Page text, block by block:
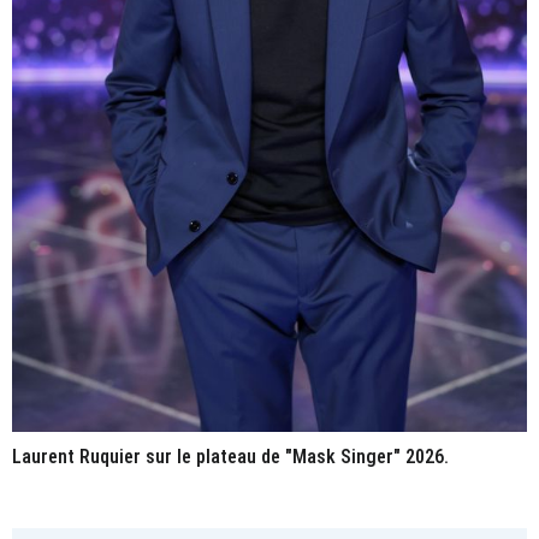
Laurent Ruquier sur le plateau de "Mask Singer" 2026.